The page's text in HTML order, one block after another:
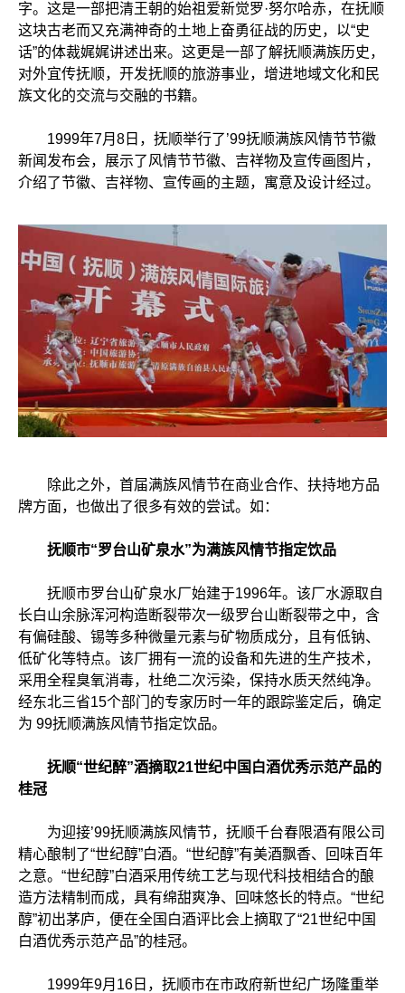
字。这是一部把清王朝的始祖爱新觉罗·努尔哈赤，在抚顺
这块古老而又充满神奇的土地上奋勇征战的历史，以“史
话”的体裁娓娓讲述出来。这更是一部了解抚顺满族历史，
对外宜传抚顺，开发抚顺的旅游事业，增进地域文化和民
族文化的交流与交融的书籍。
1999年7月8日，抚顺举行了’99抚顺满族风情节节徽
新闻发布会，展示了风情节节徽、吉祥物及宣传画图片，
介绍了节徽、吉祥物、宣传画的主题，寓意及设计经过。
除此之外，首届满族风情节在商业合作、扶持地方品
牌方面，也做出了很多有效的尝试。如：
抚顺市“罗台山矿泉水”为满族风情节指定饮品
抚顺市罗台山矿泉水厂始建于1996年。该厂水源取自
长白山余脉浑河构造断裂带次一级罗台山断裂带之中，含
有偏硅酸、锡等多种微量元素与矿物质成分，且有低钠、
低矿化等特点。该厂拥有一流的设备和先进的生产技术，
采用全程臭氧消毒，杜绝二次污染，保持水质天然纯净。
经东北三省15个部门的专家历时一年的跟踪鉴定后，确定
为 99抚顺满族风情节指定饮品。
抚顺“世纪醉”酒摘取21世纪中国白酒优秀示范产品的
桂冠
为迎接’99抚顺满族风情节，抚顺千台春限酒有限公司
精心酿制了“世纪醇”白酒。“世纪醇”有美酒飘香、回味百年
之意。“世纪醇”白酒采用传统工艺与现代科技相结合的酿
造方法精制而成，具有绵甜爽净、回味悠长的特点。“世纪
醇”初出茅庐，便在全国白酒评比会上摘取了“21世纪中国
白酒优秀示范产品”的桂冠。
1999年9月16日，抚顺市在市政府新世纪广场隆重举